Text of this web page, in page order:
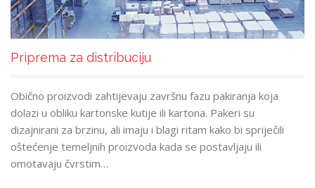
Priprema za distribuciju
Obično proizvodi zahtijevaju završnu fazu pakiranja koja
dolazi u obliku kartonske kutije ili kartona. Pakeri su
dizajnirani za brzinu, ali imaju i blagi ritam kako bi spriječili
oštećenje temeljnih proizvoda kada se postavljaju ili
omotavaju čvrstim…